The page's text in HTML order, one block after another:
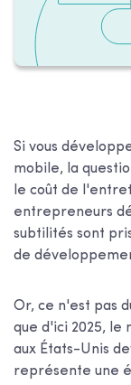
Si vous
mobile, la
le coût de
entrepreneurs
subtilités sont
de
Or, ce n'est pas
que d'ici 2025, le
aux États-Unis
représente une